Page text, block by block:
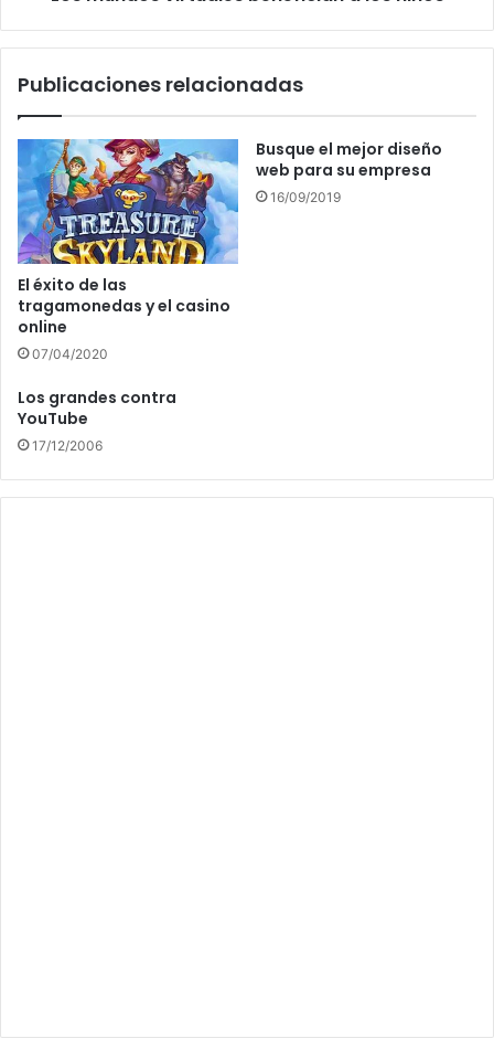
Publicaciones relacionadas
El éxito de las
tragamonedas y el casino
online
07/04/2020
Busque el mejor diseño
web para su empresa
16/09/2019
Los grandes contra
YouTube
17/12/2006